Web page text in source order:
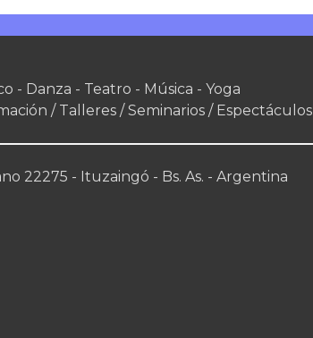
- Danza - Teatro - Música - Yoga
/ Talleres / Seminarios / Espectáculos
22275 - Ituzaingó - Bs. As. - Argentina